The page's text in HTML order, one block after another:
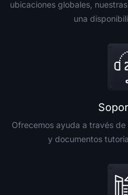
ubicaciones globales,
una
Ofrecemos ayuda a través
y documentos